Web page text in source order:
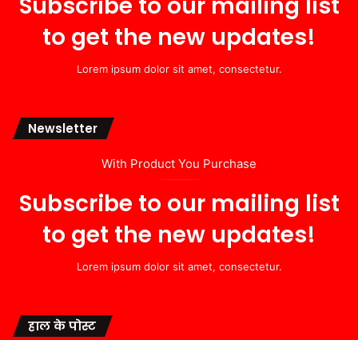
to get the new updates!
Lorem ipsum dolor sit amet, consectetur.
Newsletter
With Product You Purchase
Subscribe to our mailing list
to get the new updates!
Lorem ipsum dolor sit amet, consectetur.
हाल के पोस्ट